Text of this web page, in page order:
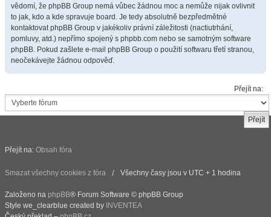
vědomí, že phpBB Group nemá vůbec žádnou moc a nemůže nijak ovlivnit
to jak, kdo a kde spravuje board. Je tedy absolutně bezpředmětné
kontaktovat phpBB Group v jakékoliv právní záležitosti (nactiutrhání,
pomluvy, atd.) nepřímo spojený s phpbb.com nebo se samotným software
phpBB. Pokud zašlete e-mail phpBB Group o použití softwaru třetí stranou,
neočekávejte žádnou odpověď.
Přejít na:
Přejít na: Obsah fóra
Smazat všechny cookies z fóra Všechny časy jsou v UTC + 1 hodina
Založeno na phpBB® Forum Software © phpBB Group
Style we_clearblue created by INVENTEA